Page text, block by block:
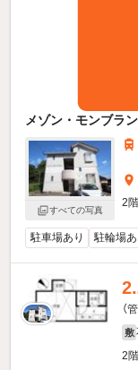
メゾン・モンブラ
すべての写真
2
駐車場あり 駐輪場あ
（
敷
2